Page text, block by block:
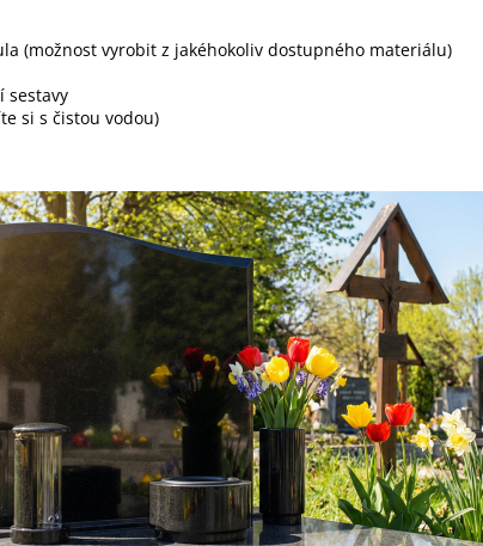
(možnost vyrobit z jakéhokoliv dostupného materiálu)
sestavy
si s čistou vodou)